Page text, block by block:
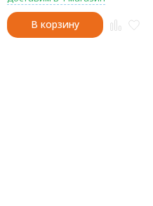
В корзину